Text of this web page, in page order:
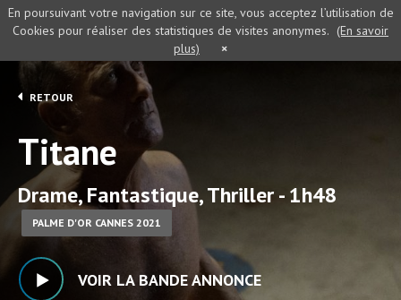
RETOUR
Titane
Drame, Fantastique, Thriller - 1h48
PALME D'OR CANNES 2021
VOIR LA BANDE ANNONCE
En poursuivant votre navigation sur ce site, vous acceptez l’utilisation de
Cookies pour réaliser des statistiques de visites anonymes. (En savoir
plus)
×